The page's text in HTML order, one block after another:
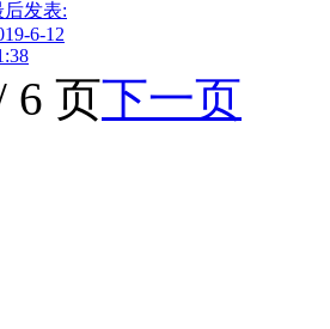
后发表:
6-12
6 页下一页